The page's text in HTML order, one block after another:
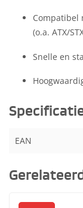
Compatibel
(o.a. ATX/
Snelle en
EAN